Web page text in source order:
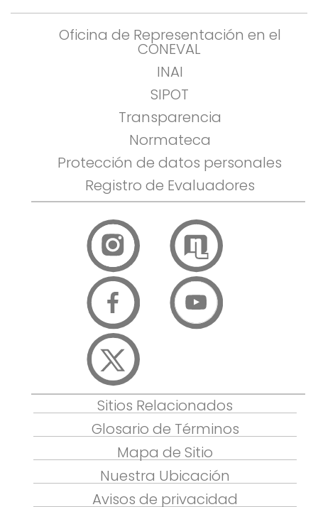
Oficina de Representación en el
CONEVAL
INAI
SIPOT
Transparencia
Normateca
Protección de datos personales
Registro de Evaluadores
Sitios Relacionados
Glosario de Términos
Mapa de Sitio
Nuestra Ubicación
Avisos de privacidad